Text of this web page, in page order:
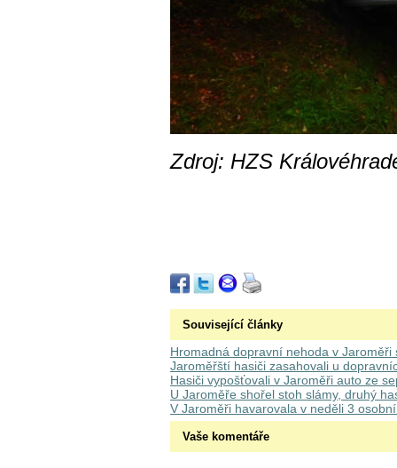
Zdroj: HZS
Související články
Hromadná dopravní nehoda v Jaroměři
Jaroměřští hasiči zasahovali u
Hasiči vypošťovali v Jaroměři auto ze
U Jaroměře shořel stoh slámy, druhý
V Jaroměři havarovala v neděli 3
Vaše komentáře